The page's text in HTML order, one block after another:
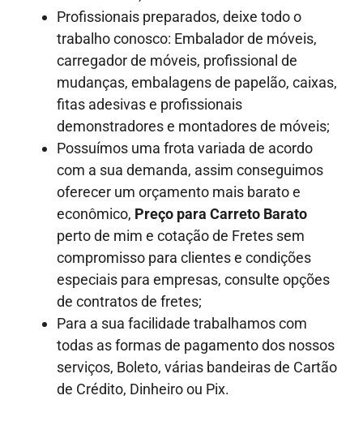
Profissionais preparados, deixe todo o
trabalho conosco: Embalador de móveis,
carregador de móveis, profissional de
mudanças, embalagens de papelão, caixas,
fitas adesivas e profissionais
demonstradores e montadores de móveis;
Possuímos uma frota variada de acordo
com a sua demanda, assim conseguimos
oferecer um orçamento mais barato e
econômico, Preço para Carreto Barato
perto de mim e cotação de Fretes sem
compromisso para clientes e condições
especiais para empresas, consulte opções
de contratos de fretes;
Para a sua facilidade trabalhamos com
todas as formas de pagamento dos nossos
serviços, Boleto, várias bandeiras de Cartão
de Crédito, Dinheiro ou Pix.